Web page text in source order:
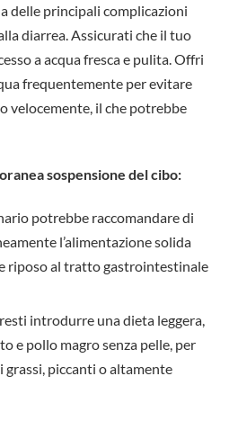
delle principali complicazioni
diarrea. Assicurati che il tuo
a acqua fresca e pulita. Offri
frequentemente per evitare
velocemente, il che potrebbe
sospensione del cibo:
potrebbe raccomandare di
l’alimentazione solida
riposo al tratto gastrointestinale
introdurre una dieta leggera,
e pollo magro senza pelle, per
grassi, piccanti o altamente